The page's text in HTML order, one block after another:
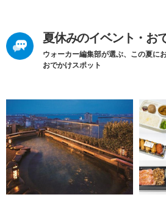
夏休みのイベント・お
ウォーカー編集部が選ぶ、この夏に
おでかけスポット